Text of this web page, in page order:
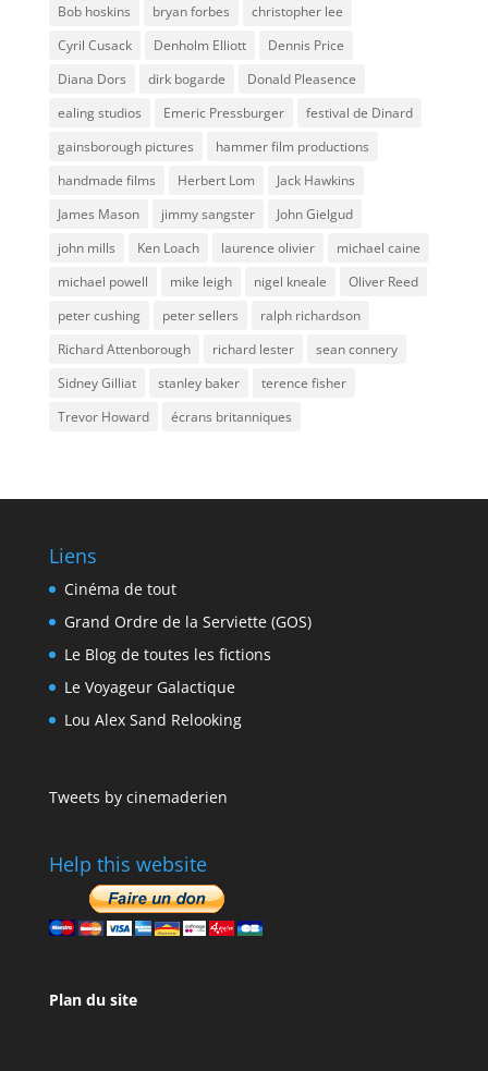
Bob hoskins
bryan forbes
christopher lee
Cyril Cusack
Denholm Elliott
Dennis Price
Diana Dors
dirk bogarde
Donald Pleasence
ealing studios
Emeric Pressburger
festival de Dinard
gainsborough pictures
hammer film productions
handmade films
Herbert Lom
Jack Hawkins
James Mason
jimmy sangster
John Gielgud
john mills
Ken Loach laurence olivier
michael caine
michael powell
mike leigh nigel kneale
Oliver Reed
peter cushing
peter sellers
ralph richardson
Richard Attenborough
richard lester
sean connery
Sidney Gilliat
stanley baker
terence fisher
Trevor Howard
écrans britanniques
Liens
Cinéma de tout
Grand Ordre de la Serviette (GOS)
Le Blog de toutes les fictions
Le Voyageur Galactique
Lou Alex Sand Relooking
Tweets by cinemaderien
Help this website
Plan du site